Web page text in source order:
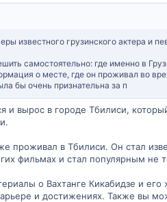
известного грузинского актера и
самостоятельно: где именно в
о месте, где он проживал во
бы очень признательна за п
и вырос в городе Тбилиси,
проживал в Тбилиси. Он стал
фильмах и стал популярным не
о Вахтанге Кикабидзе и
и достижениях. Также вы